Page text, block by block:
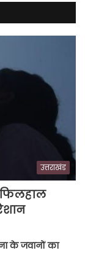
उत्तराखंड
फिलहाल
के जवानों का